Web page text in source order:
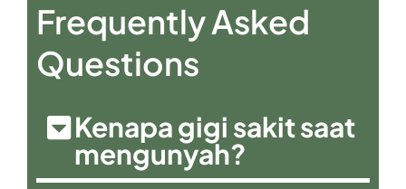
Frequently Asked
Questions
Kenapa gigi sakit saat
mengunyah?